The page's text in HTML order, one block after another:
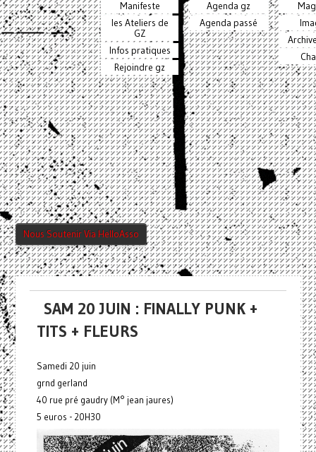
Manifeste
les Ateliers de
GZ
Infos pratiques
Rejoindre gz
Agenda gz
Agenda passé
Nous Soutenir Via HelloAsso
SAM 20 JUIN : FINALLY PUNK +
TITS + FLEURS
Samedi 20 juin
grnd gerland
40 rue pré gaudry (M° jean jaures)
5 euros - 20H30